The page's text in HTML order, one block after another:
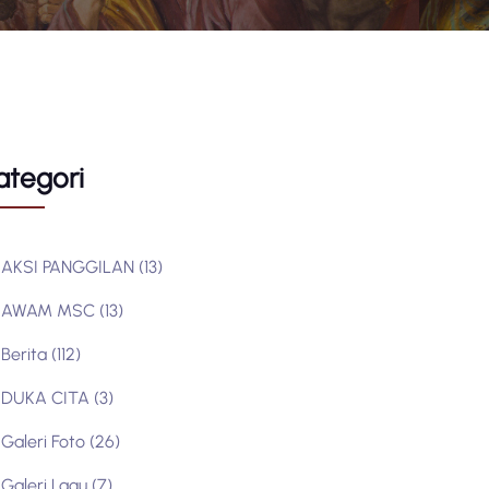
AKSI PANGGILAN (13)
AWAM MSC (13)
Berita (112)
DUKA CITA (3)
Galeri Foto (26)